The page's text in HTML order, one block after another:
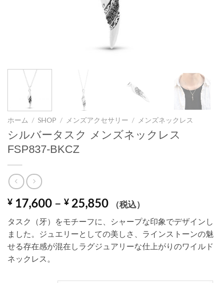
ホーム / SHOP / メンズアクセサリー / メンズネックレス
シルバータスク メンズネックレス
FSP837-BKCZ
¥ 17,600 – ¥ 25,850価
帯:
¥ 17,600
–
（税込）
タスク（牙）をモチーフに、シャープな印象でデザインし
ました。ジュエリーとしての美しさ、ラインストーンの魅
せる存在感が混在しラグジュアリーな仕上がりのワイルド
ネックレス。